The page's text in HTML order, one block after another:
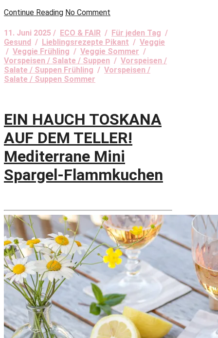
Continue Reading No Comment
11. Juni 2025 / ECO & FAIR / Für jeden Tag /
Gesund / Lieblingsrezepte Pikant / Veggie
/ Veggie Frühling / Veggie Sommer /
Vorspeisen / Salate / Suppen / Vorspeisen /
Salate / Suppen Frühling / Vorspeisen /
Salate / Suppen Sommer
EIN HAUCH TOSKANA
AUF DEM TELLER!
Mediterrane Mini
Spargel-Flammkuchen